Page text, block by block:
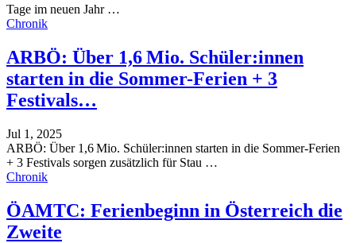
Tage im neuen Jahr …
Chronik
ARBÖ: Über 1,6 Mio. Schüler:innen
starten in die Sommer-Ferien + 3
Festivals…
Jul 1, 2025
ARBÖ: Über 1,6 Mio. Schüler:innen starten in die Sommer-Ferien
+ 3 Festivals sorgen zusätzlich für Stau …
Chronik
ÖAMTC: Ferienbeginn in Österreich die
Zweite